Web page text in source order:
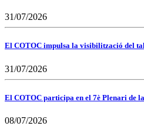
31/07/2026
El COTOC impulsa la visibilització del
31/07/2026
El COTOC participa en el 7è Plenari de
08/07/2026